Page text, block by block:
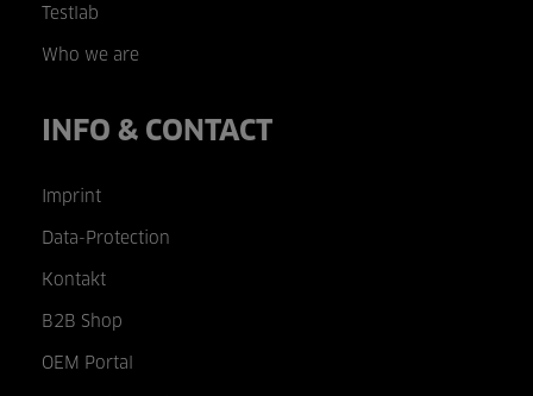
Testlab
Who we are
INFO & CONTACT
Imprint
Data-Protection
Kontakt
B2B Shop
OEM Portal